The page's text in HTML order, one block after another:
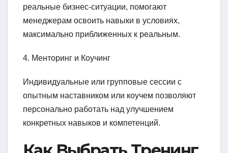
реальные бизнес-ситуации, помогают
менеджерам освоить навыки в условиях,
максимально приближенных к реальным.
4. Менторинг и Коучинг
Индивидуальные или групповые сессии с
опытным наставником или коучем позволяют
персонально работать над улучшением
конкретных навыков и компетенций.